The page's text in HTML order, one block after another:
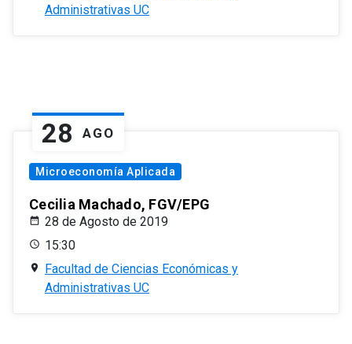
Administrativas UC
28 AGO
Microeconomía Aplicada
Cecilia Machado, FGV/EPG
28 de Agosto de 2019
15:30
Facultad de Ciencias Económicas y
Administrativas UC